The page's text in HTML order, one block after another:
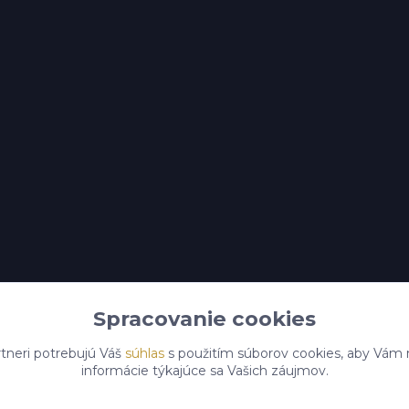
Spracovanie cookies
potrebujú Váš súhlass použitím súborov cookies, aby Vám
informácie týkajúce sa Vašich záujmov.